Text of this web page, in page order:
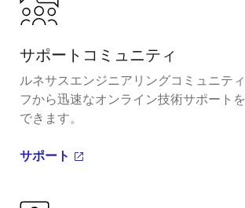
サポートコミュニティ
ルネサスエンジニアリングコミュニテ
フから迅速なオンライン技術サポート
できます。
サポート